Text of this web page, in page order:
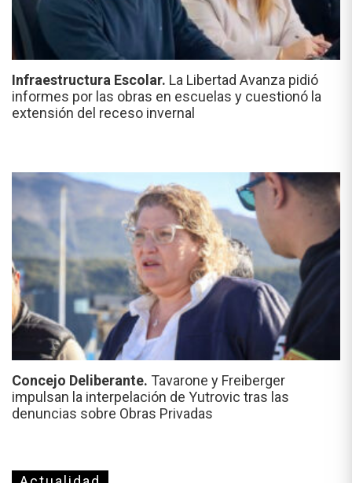
Infraestructura Escolar. La Libertad Avanza pidió
informes por las obras en escuelas y cuestionó la
extensión del receso invernal
Concejo Deliberante. Tavarone y Freiberger
impulsan la interpelación de Yutrovic tras las
denuncias sobre Obras Privadas